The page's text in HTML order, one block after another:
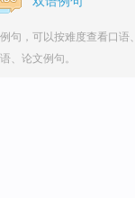
句，可以按难度查看口语、
、论文例句。